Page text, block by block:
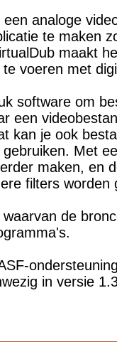
analoge
te maken
maakt
voeren met
software om
een
kan je ook
Met
maken, en
filters worden
de
in versie